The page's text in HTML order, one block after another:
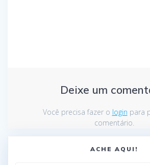
Deixe um
Você precisa fazer o login para
comentário.
ACHE AQUI!